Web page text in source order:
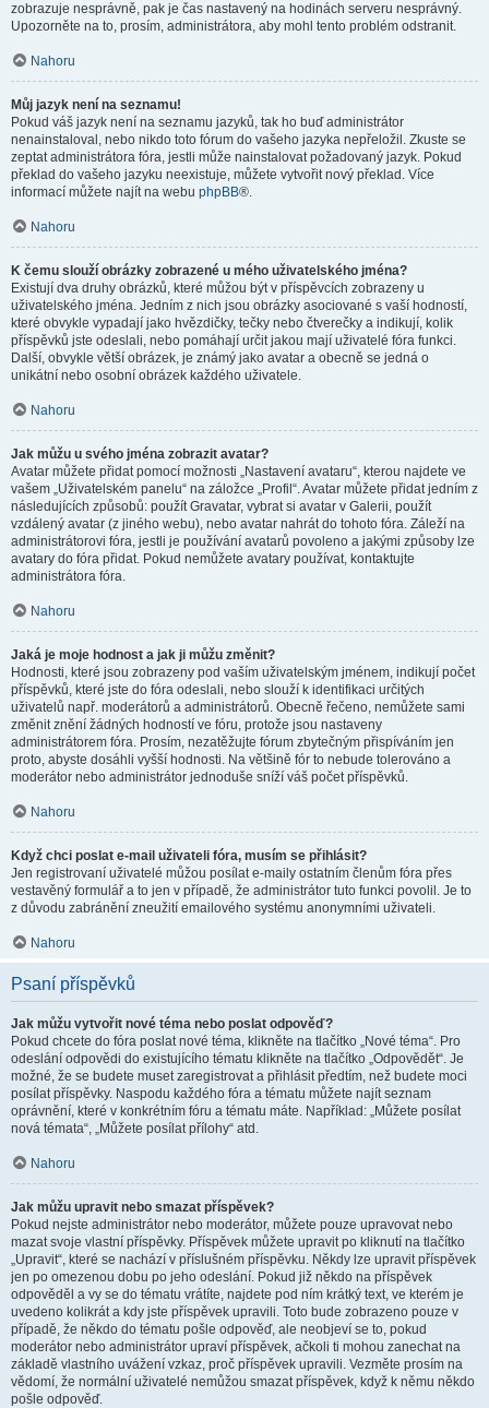
zobrazuje nesprávně, pak je čas nastavený na hodinách serveru nesprávný.
Upozorněte na to, prosím, administrátora, aby mohl tento problém odstranit.
Nahoru
Můj jazyk není na seznamu!
Pokud váš jazyk není na seznamu jazyků, tak ho buď administrátor
nenainstaloval, nebo nikdo toto fórum do vašeho jazyka nepřeložil. Zkuste se
zeptat administrátora fóra, jestli může nainstalovat požadovaný jazyk. Pokud
překlad do vašeho jazyku neexistuje, můžete vytvořit nový překlad. Více
informací můžete najít na webu phpBB®.
Nahoru
K čemu slouží obrázky zobrazené u mého uživatelského jména?
Existují dva druhy obrázků, které můžou být v příspěvcích zobrazeny u
uživatelského jména. Jedním z nich jsou obrázky asociované s vaší hodností,
které obvykle vypadají jako hvězdičky, tečky nebo čtverečky a indikují, kolik
příspěvků jste odeslali, nebo pomáhají určit jakou mají uživatelé fóra funkci.
Další, obvykle větší obrázek, je známý jako avatar a obecně se jedná o
unikátní nebo osobní obrázek každého uživatele.
Nahoru
Jak můžu u svého jména zobrazit avatar?
Avatar můžete přidat pomocí možnosti „Nastavení avataru“, kterou najdete ve
vašem „Uživatelském panelu“ na záložce „Profil“. Avatar můžete přidat jedním z
následujících způsobů: použít Gravatar, vybrat si avatar v Galerii, použít
vzdálený avatar (z jiného webu), nebo avatar nahrát do tohoto fóra. Záleží na
administrátorovi fóra, jestli je používání avatarů povoleno a jakými způsoby lze
avatary do fóra přidat. Pokud nemůžete avatary používat, kontaktujte
administrátora fóra.
Nahoru
Jaká je moje hodnost a jak ji můžu změnit?
Hodnosti, které jsou zobrazeny pod vaším uživatelským jménem, indikují počet
příspěvků, které jste do fóra odeslali, nebo slouží k identifikaci určitých
uživatelů např. moderátorů a administrátorů. Obecně řečeno, nemůžete sami
změnit znění žádných hodností ve fóru, protože jsou nastaveny
administrátorem fóra. Prosím, nezatěžujte fórum zbytečným přispíváním jen
proto, abyste dosáhli vyšší hodnosti. Na většině fór to nebude tolerováno a
moderátor nebo administrátor jednoduše sníží váš počet příspěvků.
Nahoru
Když chci poslat e-mail uživateli fóra, musím se přihlásit?
Jen registrovaní uživatelé můžou posílat e-maily ostatním členům fóra přes
vestavěný formulář a to jen v případě, že administrátor tuto funkci povolil. Je to
z důvodu zabránění zneužití emailového systému anonymními uživateli.
Nahoru
Psaní příspěvků
Jak můžu vytvořit nové téma nebo poslat odpověď?
Pokud chcete do fóra poslat nové téma, klikněte na tlačítko „Nové téma“. Pro
odeslání odpovědi do existujícího tématu klikněte na tlačítko „Odpovědět“. Je
možné, že se budete muset zaregistrovat a přihlásit předtím, než budete moci
posílat příspěvky. Naspodu každého fóra a tématu můžete najít seznam
oprávnění, které v konkrétním fóru a tématu máte. Například: „Můžete posílat
nová témata“, „Můžete posílat přílohy“ atd.
Nahoru
Jak můžu upravit nebo smazat příspěvek?
Pokud nejste administrátor nebo moderátor, můžete pouze upravovat nebo
mazat svoje vlastní příspěvky. Příspěvek můžete upravit po kliknutí na tlačítko
„Upravit“, které se nachází v příslušném příspěvku. Někdy lze upravit příspěvek
jen po omezenou dobu po jeho odeslání. Pokud již někdo na příspěvek
odpověděl a vy se do tématu vrátíte, najdete pod ním krátký text, ve kterém je
uvedeno kolikrát a kdy jste příspěvek upravili. Toto bude zobrazeno pouze v
případě, že někdo do tématu pošle odpověď, ale neobjeví se to, pokud
moderátor nebo administrátor upraví příspěvek, ačkoli ti mohou zanechat na
základě vlastního uvážení vzkaz, proč příspěvek upravili. Vezměte prosím na
vědomí, že normální uživatelé nemůžou smazat příspěvek, když k němu někdo
pošle odpověď.